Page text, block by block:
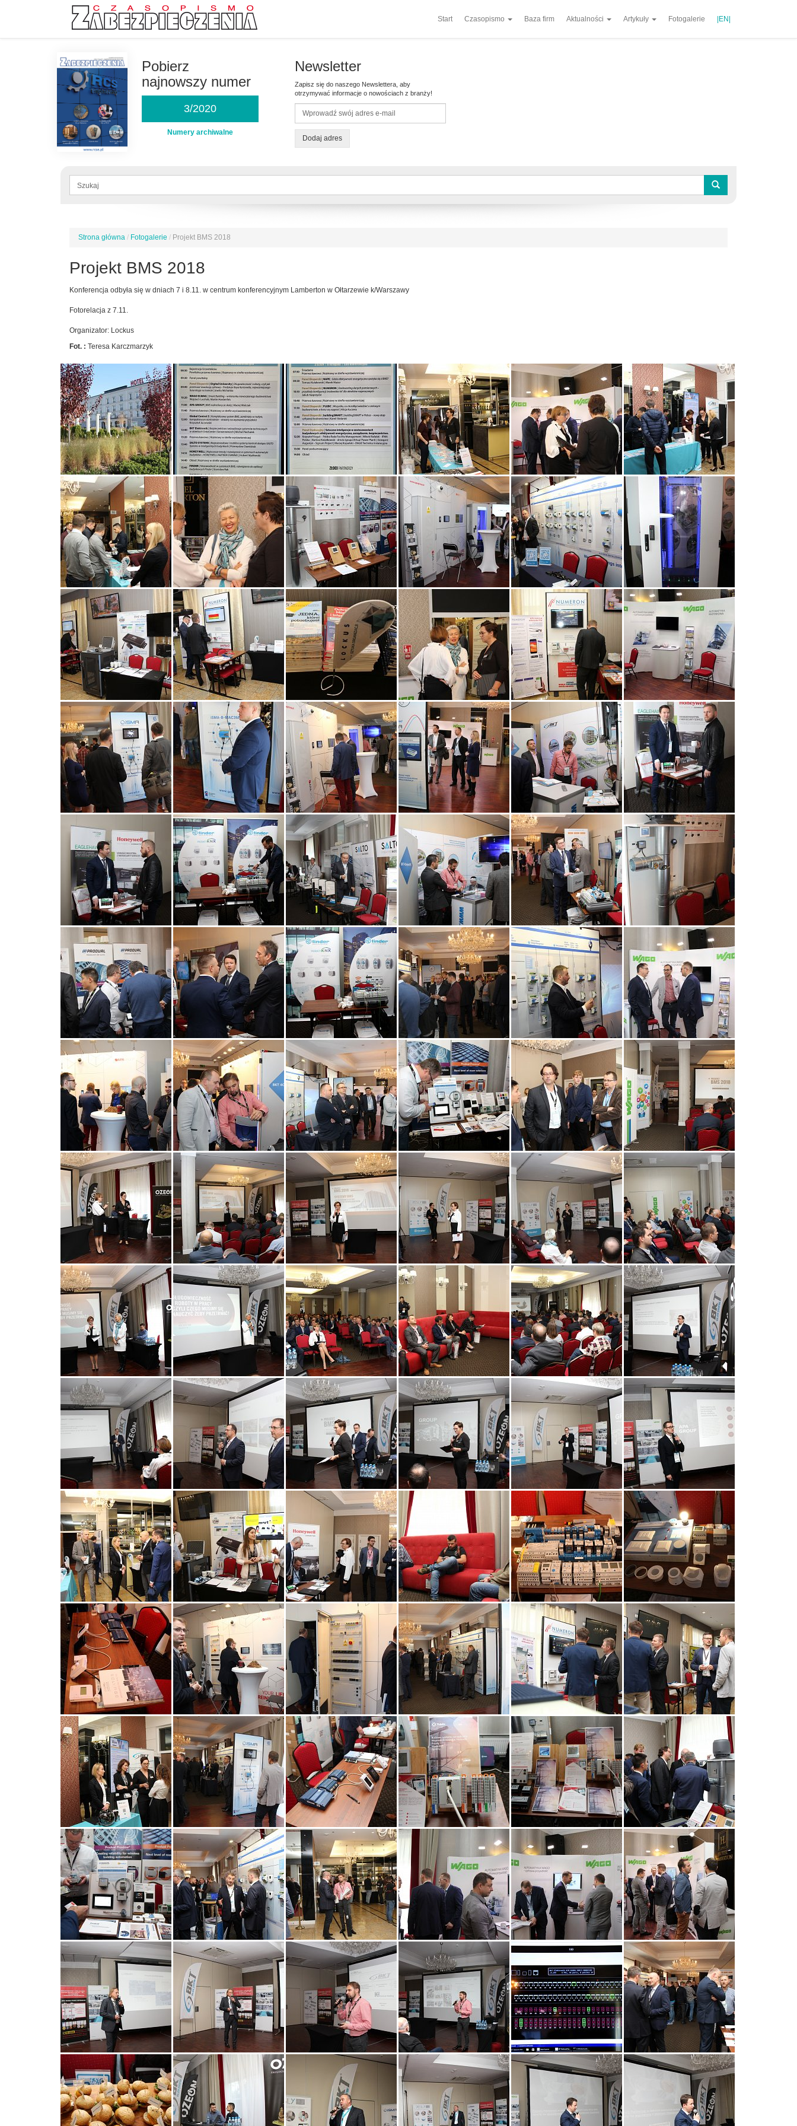
Start Czasopismo Baza firm Aktualności Artykuły Fotogalerie |EN|
Pobierz
najnowszy numer
3/2020
Numery archiwalne
Newsletter
Zapisz się do naszego Newslettera, aby
otrzymywać informacje o nowościach z branży!
Dodaj adres
Formularz
Jesteś
Strona główna / Fotogalerie / Projekt BMS 2018
Projekt BMS 2018
Konferencja odbyła się w dniach 7 i 8.11. w centrum konferencyjnym Lamberton w Ołtarzewie k/Warszawy
Fotorelacja z 7.11.
Organizator: Lockus
Fot. : Teresa Karczmarzyk